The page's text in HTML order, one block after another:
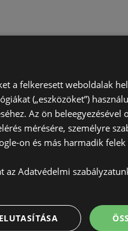
a felkeresett weboldalak
(„eszközöket”)
Az ön beleegyezésével
mérésére, személyre
on és más harmadik
az Adatvédelmi